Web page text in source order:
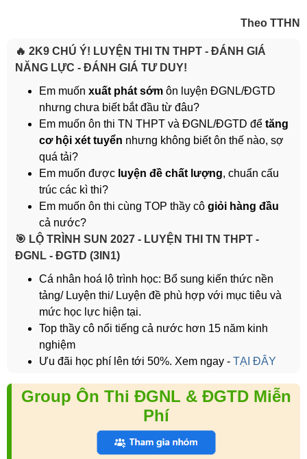
Theo TTHN
🔥 2K9 CHÚ Ý! LUYỆN THI TN THPT - ĐÁNH GIÁ
NĂNG LỰC - ĐÁNH GIÁ TƯ DUY!
Em muốn xuất phát sớm ôn luyện ĐGNL/ĐGTD
nhưng chưa biết bắt đầu từ đâu?
Em muốn ôn thi TN THPT và ĐGNL/ĐGTD để tăng
cơ hội xét tuyển nhưng không biết ôn thế nào, sợ
quá tải?
Em muốn được luyện đề chất lượng, chuẩn cấu
trúc các kì thi?
Em muốn ôn thi cùng TOP thầy cô giỏi hàng đầu
cả nước?
️🎯 LỘ TRÌNH SUN 2027 - LUYỆN THI TN THPT -
ĐGNL - ĐGTD (3IN1)
Cá nhân hoá lộ trình học: Bổ sung kiến thức nền
tảng/ Luyện thi/ Luyện đề phù hợp với mục tiêu và
mức học lực hiện tại.
Top thầy cô nổi tiếng cả nước hơn 15 năm kinh
nghiệm
Ưu đãi học phí lên tới 50%. Xem ngay - TẠI ĐÂY
Group Ôn Thi ĐGNL & ĐGTD Miễn
Phí